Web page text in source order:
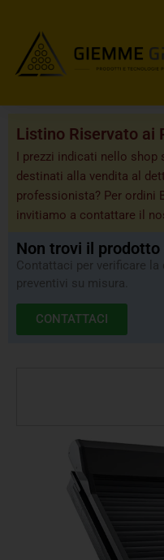
Listino Riservato ai
I prezzi indicati nello shop
destinati alla vendita al
professionista? Per ordini
invitiamo a contattare il
Non trovi il prodotto
Contattaci per verificare
preventivi su misura.
CONTATTACI